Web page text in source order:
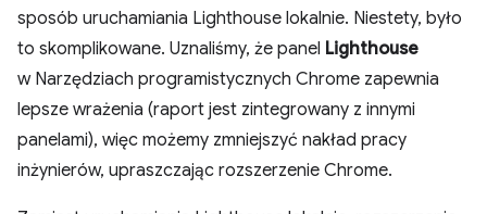
sposób uruchamiania Lighthouse lokalnie. Niestety, było
to skomplikowane. Uznaliśmy, że panel Lighthouse
w Narzędziach programistycznych Chrome zapewnia
lepsze wrażenia (raport jest zintegrowany z innymi
panelami), więc możemy zmniejszyć nakład pracy
inżynierów, upraszczając rozszerzenie Chrome.